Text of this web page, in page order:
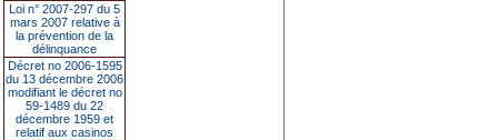
Loi n° 2007-297 du 5
mars 2007 relative à
la prévention de la
délinquance
Décret no 2006-1595
du 13 décembre 2006
modifiant le décret no
59-1489 du 22
décembre 1959 et
relatif aux casinos